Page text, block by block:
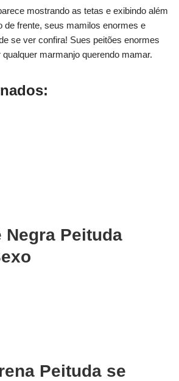
mostrando as tetas e exibindo além
de frente, seus mamilos enormes e
se ver confira! Sues peitões enormes
marmanjo querendo mamar.
Negra Peituda
Peituda se